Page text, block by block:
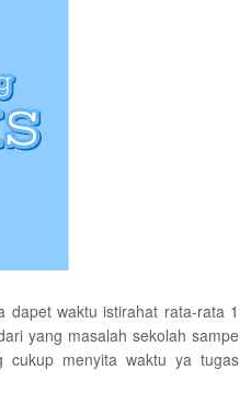
dapet waktu istirahat rata-rata 1
yang masalah sekolah sampe
cukup menyita waktu ya tugas